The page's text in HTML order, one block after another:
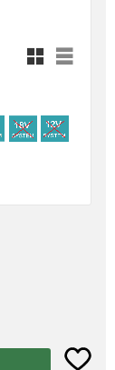
Rutnätsvy
Listvy
Lägg